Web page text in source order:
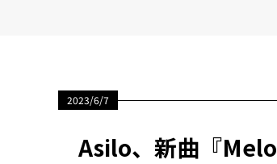
2023/6/7
Asilo、新曲『